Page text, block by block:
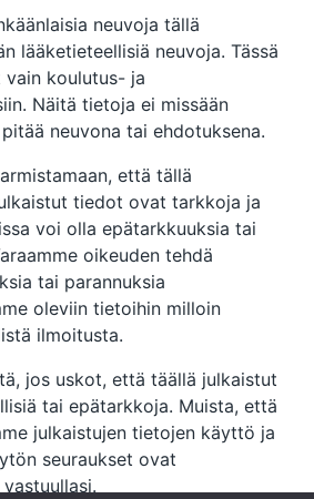
​​neuvoja tällä
lääketieteellisiä neuvoja. Tässä
koulutus- ja
Näitä tietoja ei missään
neuvona tai ehdotuksena.
että tällä
tiedot ovat tarkkoja ja
voi olla epätarkkuuksia tai
oikeuden tehdä
tai parannuksia
oleviin tietoihin milloin
ilmoitusta.
jos uskot, että täällä julkaistut
tai epätarkkoja. Muista, että
julkaistujen tietojen käyttö ja
seuraukset ovat